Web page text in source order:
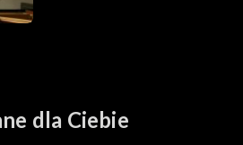
dla Ciebie